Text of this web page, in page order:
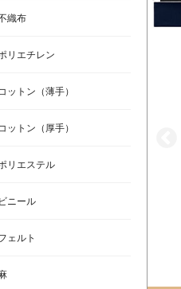
織布
リエチレン
コットン（薄手）
コットン（厚手）
リエステル
ビニール
ェルト